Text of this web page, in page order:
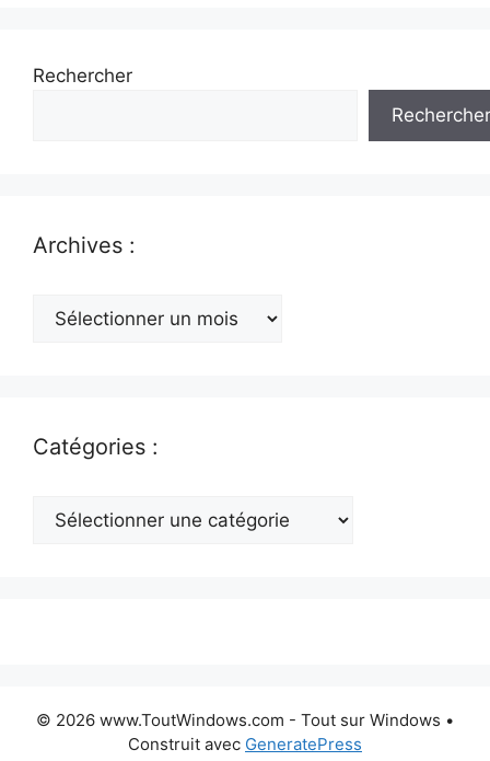
Rechercher
Rechercher
Archives :
Archives
Catégories :
Catégories
© 2026 www.ToutWindows.com - Tout sur Windows •
Construit avec GeneratePress